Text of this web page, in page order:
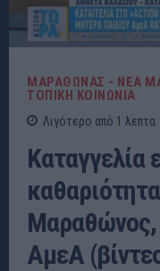
ΜΑΡΑΘΩΝΑΣ - ΝΕΑ
ΤΟΠΙΚΗ ΚΟΙΝΩΝΙΑ
Λιγότερο από 1 λεπτα
Καταγγελία
Μαραθώνος,
ΑμεΑ